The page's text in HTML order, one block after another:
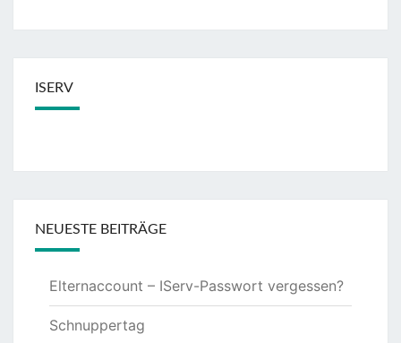
ISERV
NEUESTE BEITRÄGE
Elternaccount – IServ-Passwort vergessen?
Schnuppertag